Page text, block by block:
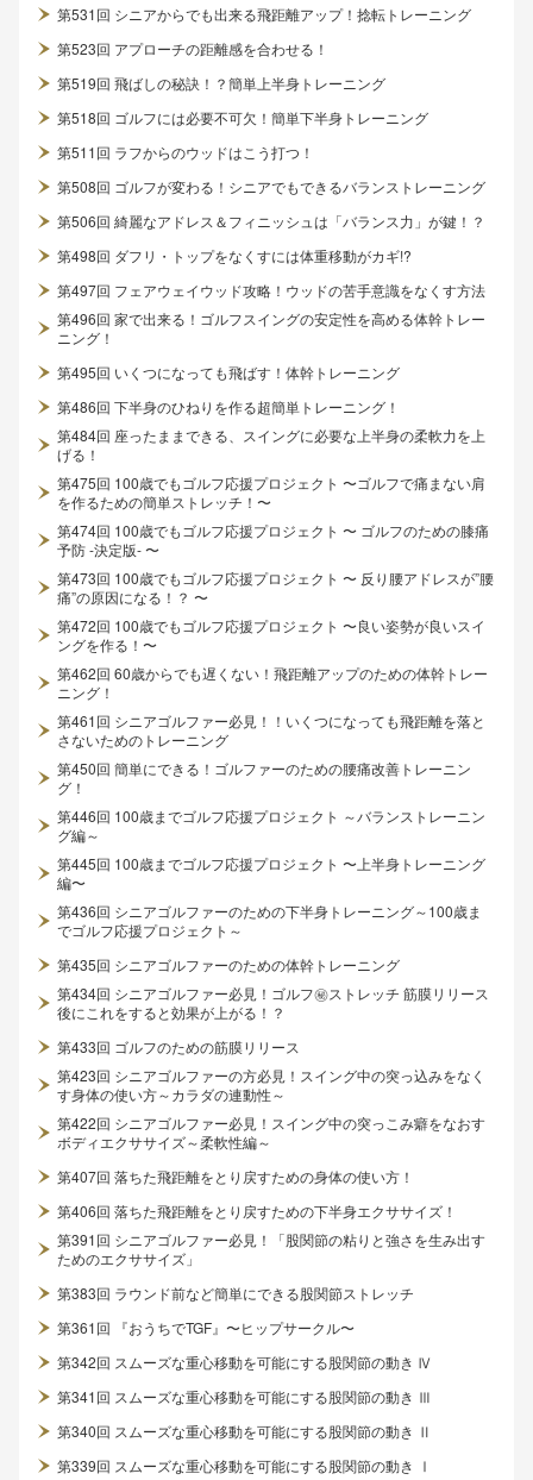
第531回 シニアからでも出来る飛距離アップ！捻転トレーニング
第523回 アプローチの距離感を合わせる！
第519回 飛ばしの秘訣！？簡単上半身トレーニング
第518回 ゴルフには必要不可欠！簡単下半身トレーニング
第511回 ラフからのウッドはこう打つ！
第508回 ゴルフが変わる！シニアでもできるバランストレーニング
第506回 綺麗なアドレス＆フィニッシュは「バランス力」が鍵！？
第498回 ダフリ・トップをなくすには体重移動がカギ!?
第497回 フェアウェイウッド攻略！ウッドの苦手意識をなくす方法
第496回 家で出来る！ゴルフスイングの安定性を高める体幹トレー
ニング！
第495回 いくつになっても飛ばす！体幹トレーニング
第486回 下半身のひねりを作る超簡単トレーニング！
第484回 座ったままできる、スイングに必要な上半身の柔軟力を上
げる！
第475回 100歳でもゴルフ応援プロジェクト 〜ゴルフで痛まない肩
を作るための簡単ストレッチ！〜
第474回 100歳でもゴルフ応援プロジェクト 〜 ゴルフのための膝痛
予防 -決定版- 〜
第473回 100歳でもゴルフ応援プロジェクト 〜 反り腰アドレスが”腰
痛”の原因になる！？ 〜
第472回 100歳でもゴルフ応援プロジェクト 〜良い姿勢が良いスイ
ングを作る！〜
第462回 60歳からでも遅くない！飛距離アップのための体幹トレー
ニング！
第461回 シニアゴルファー必見！！いくつになっても飛距離を落と
さないためのトレーニング
第450回 簡単にできる！ゴルファーのための腰痛改善トレーニン
グ！
第446回 100歳までゴルフ応援プロジェクト ～バランストレーニン
グ編～
第445回 100歳までゴルフ応援プロジェクト 〜上半身トレーニング
編〜
第436回 シニアゴルファーのための下半身トレーニング～100歳ま
でゴルフ応援プロジェクト～
第435回 シニアゴルファーのための体幹トレーニング
第434回 シニアゴルファー必見！ゴルフ㊙ストレッチ 筋膜リリース
後にこれをすると効果が上がる！？
第433回 ゴルフのための筋膜リリース
第423回 シニアゴルファーの方必見！スイング中の突っ込みをなく
す身体の使い方～カラダの連動性～
第422回 シニアゴルファー必見！スイング中の突っこみ癖をなおす
ボディエクササイズ～柔軟性編～
第407回 落ちた飛距離をとり戻すための身体の使い方！
第406回 落ちた飛距離をとり戻すための下半身エクササイズ！
第391回 シニアゴルファー必見！「股関節の粘りと強さを生み出す
ためのエクササイズ」
第383回 ラウンド前など簡単にできる股関節ストレッチ
第361回 『おうちでTGF』〜ヒップサークル〜
第342回 スムーズな重心移動を可能にする股関節の動き Ⅳ
第341回 スムーズな重心移動を可能にする股関節の動き Ⅲ
第340回 スムーズな重心移動を可能にする股関節の動き Ⅱ
第339回 スムーズな重心移動を可能にする股関節の動き Ⅰ